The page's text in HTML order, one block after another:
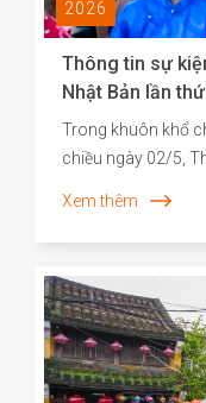
2026
Thông tin sự
Nhật Bản lần
Trong khuôn khổ
chiều ngày 02/5,
Sanae đã bày tỏ
hóa thế giới Hội
mà cộng đồng
tích Chùa Cầu vừa
tác của Nhật Bản
lịch sử giao
Xem thêm